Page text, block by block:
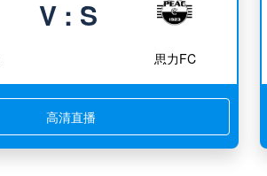
V : S
思力FC
高清直播